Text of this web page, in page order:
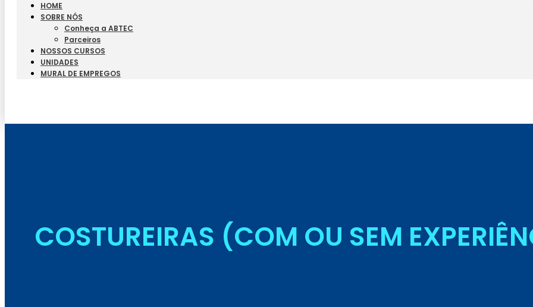
HOME
SOBRE NÓS
Conheça a ABTEC
Parceiros
NOSSOS CURSOS
UNIDADES
MURAL DE EMPREGOS
COSTUREIRAS (COM OU SEM